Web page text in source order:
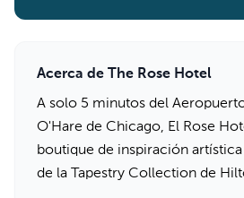
Acerca de The Rose Hotel
A solo 5 minutos del
O'Hare de Chicago, El Rose
boutique de inspiración
de la Tapestry Collection de